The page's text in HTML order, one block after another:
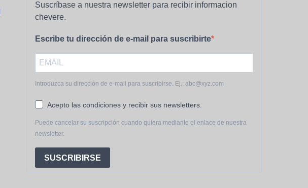
Suscríbase a nuestra newsletter para recibir informacion
chevere.
Escribe tu dirección de e-mail para suscribirte
Introduzca su dirección de e-mail para suscribirse. Ej.: abc@xyz.com
Acepto las condiciones y recibir sus newsletters.
Puede cancelar su suscripción cuando quiera mediante el enlace de nuestra
newsletter.
SUSCRIBIRSE